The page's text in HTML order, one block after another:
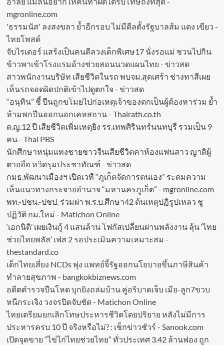
mgronline.com
'ธรรมนัส' ลงสงขลา ย้ำอีกรอบ ไม่มีดีลตั้งรัฐบาลส้ม แดง เขียว -
ไทยโพสต์
จับไรเดอร์ แสร้งเป็นคนดีลวงเด็กพิเศษ17 นั่งรอแม่ ชวนไปกิน
ข้าวพาเข้าโรงแรมอ้างช่วยสอนนวดแผนไทย - ข่าวสด
สาวพนักงานบริษัท เสียชีวิตในรถ พบจม.สุดเศร้า ช่างทาสีเผย
เห็นรถจอดผิดปกติเข้าไปดูตกใจ - ข่าวสด
“อนุทิน” ชี้ ปืนถูกขโมยไปก่อเหตุเจ้าของตกเป็นผู้ต้องหาร่วม ย้ำ
ห้ามพกปืนออกนอกเคหสถาน - Thairath.co.th
ด.ญ.12 ปี เสียชีวิตเพิ่มเหตุยิง รร.เทพศิรินทร์นนทบุรี รวมเป็น 9
คน - Thai PBS
นักศึกษาหนุ่มแทงชายชาวจีนเสียชีวิตคาห้องแฟนสาว ญาติผู้
ตายฮือ หวิดรุมประชาทัณฑ์ - ข่าวสด
กมธ.พัฒนาเมืองฯ เปิดเวที “ภูเก็ตจัดการตนเอง” ระดมความ
เห็นแนวทางกระจายอำนาจ “มหานครภูเก็ต” - mgronline.com
พท.-ปชน.-ปชป. ร่วมผ่า พ.ร.บ.ศึกษา42 ต้นเหตุปฏิรูปเหลว ชู
ปฏิวัติ กม.ใหม่ - Matichon Online
‘เอกนิติ’ เผยเงินกู้ 4 แสนล้าน โฟกัสเปลี่ยนผ่านพลังงาน ลุ้น ‘ไทย
ช่วยไทยพลัส’ เฟส 2 รอประเมินความเหมาะสม -
thestandard.co
เด็กไทยเสี่ยง NCDs พุ่ง แพทย์จี้รัฐออกนโยบายขึ้นภาษีสินค้า
ทำลายสุขภาพ - bangkokbiznews.com
อดีตตำรวจปืนโหด บุกยิงถล่มบ้าน คู่อริบาดเจ็บ เมีย-ลูก7ขวบ
หนีกระเจิง วงจรปิดจับชัด - Matichon Online
ไทยเตรียมยกเลิกโทษประหารชีวิตโดยปริยาย หลังไม่มีการ
ประหารครบ 10 ปี จริงหรือไม่? : เช็กข่าวชัวร์ - Sanook.com
เปิดจุดขาย “ไข่ไก่ไทยช่วยไทย” ทั่วประเทศ 3.42 ล้านฟอง ถูก